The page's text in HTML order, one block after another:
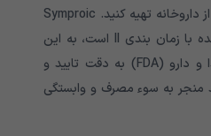
برای شما تجویز کند تا آن را از داروخانه تهیه کنید. Symproic
همچنین یک ماده کنترل شده با زمان بندی II است، به این
معنی که توسط سازمان غذا و دارو (FDA) به دقت تایید و
منجر به سوء مصرف و وابستگی